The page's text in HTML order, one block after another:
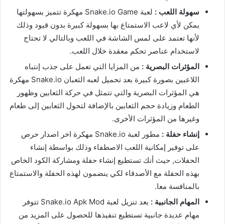
سهولة اللعب :
لعبة Snake.io Game مهكرة تتميز بسهولتها
يمكن لأي لاعب الاستمتاع بها بسهولة كبيرة بدون قيود وذلك
لأنها تعتمد على لمس الشاشة في اللعب وبالتالي لا تحتاج
لاستخدام عناصر تحكم معقدة خلال اللعب.
المؤثرات البصرية : من المزايا التي تعمل على جذب إنتباه
اللاعبين بصورة كبيرة بعد تحميل لعبه الثعبان Snake.io مهكرة
هي المؤثرات البصرية والتي تتمثل في حركة الثعابين وظهور
الطعام وزيادة حجم الثعابين بالإضافة لتحول الثعابين إلى طعام
وغيرها من المؤثرات الأخرى.
إنشاء حفلة :
مطور لعبة Snake.io مهكرة اخر اصدار حرص
على توفير إمكانية اللعب الاصطفاء وذلك بواسطة إنشاء
الحفلات, حيث أنك تستطيع إنشاء حفلة ومشاركة الكود الخاص
بهذه الحفلة مع الأصدقاء لكي ينضمون لهذه الحفلة والاستمتاع
بالمنافسة معا.
المهام الجانبية :
بعد تنزيل لعبة Snake.io Apk Mod تتوفر
مهام عديدة جانبية تستطيع تنفيذها للحصول على المزيد من